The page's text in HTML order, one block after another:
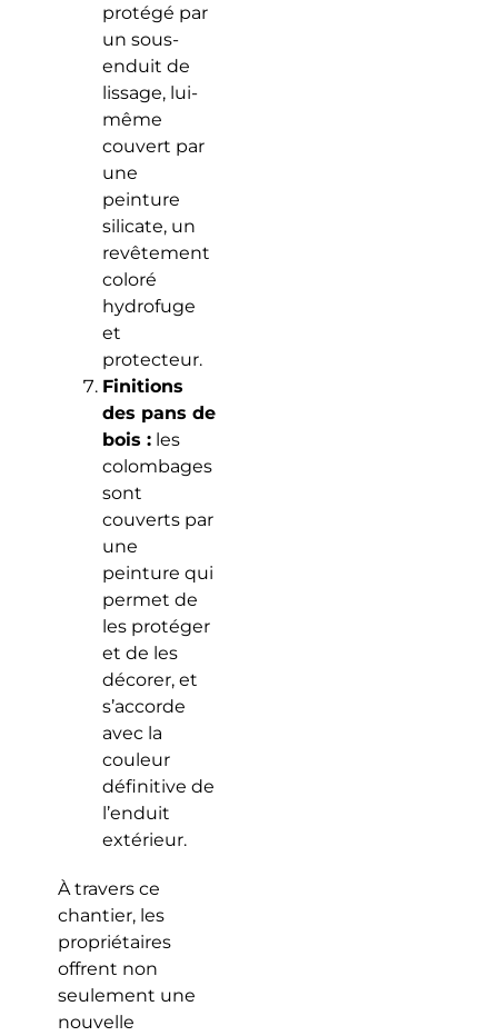
protégé par
un sous-
enduit de
lissage, lui-
même
couvert par
une
peinture
silicate, un
revêtement
coloré
hydrofuge
et
protecteur.
Finitions
des pans de
bois :les
colombages
sont
couverts par
une
peinture qui
permet de
les protéger
et de les
décorer, et
s’accorde
avec la
couleur
définitive de
l’enduit
extérieur.
À travers ce
chantier, les
propriétaires
offrent non
seulement une
nouvelle